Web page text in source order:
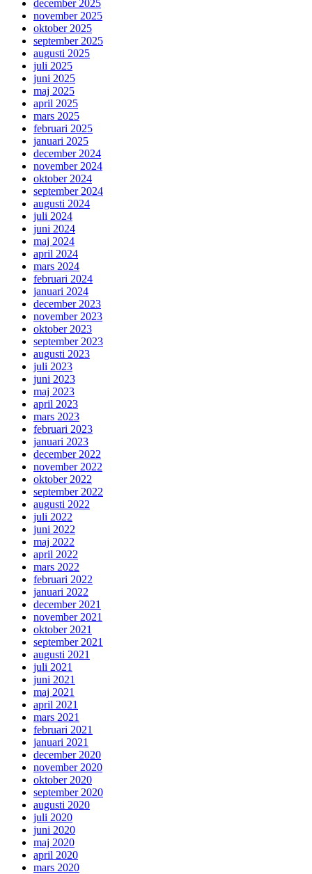
december 2025
november 2025
oktober 2025
september 2025
augusti 2025
juli 2025
juni 2025
maj 2025
april 2025
mars 2025
februari 2025
januari 2025
december 2024
november 2024
oktober 2024
september 2024
augusti 2024
juli 2024
juni 2024
maj 2024
april 2024
mars 2024
februari 2024
januari 2024
december 2023
november 2023
oktober 2023
september 2023
augusti 2023
juli 2023
juni 2023
maj 2023
april 2023
mars 2023
februari 2023
januari 2023
december 2022
november 2022
oktober 2022
september 2022
augusti 2022
juli 2022
juni 2022
maj 2022
april 2022
mars 2022
februari 2022
januari 2022
december 2021
november 2021
oktober 2021
september 2021
augusti 2021
juli 2021
juni 2021
maj 2021
april 2021
mars 2021
februari 2021
januari 2021
december 2020
november 2020
oktober 2020
september 2020
augusti 2020
juli 2020
juni 2020
maj 2020
april 2020
mars 2020